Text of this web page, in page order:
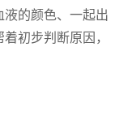
的颜色、一起出
初步判断原因，